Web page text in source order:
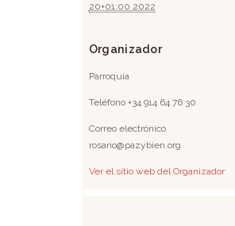
20+01:00 2022
Organizador
Parroquia
Teléfono +34 914 64 76 30
Correo electrónico
rosario@pazybien.org
Ver el sitio web del Organizador